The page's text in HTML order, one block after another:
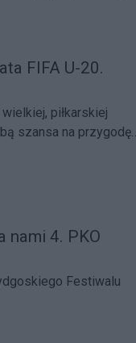
FIFA U-20.
piłkarskiej
szansa na przygodę
nami 4. PKO
Festiwalu